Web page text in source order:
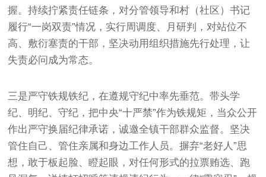
握。持续拧紧责任链条，对分管领导和村（社区）书记
履行“一岗双责”情况，实行周调度、月研判，对站位不
高、敷衍塞责的干部，坚决动用组织措施先行处理，让
失责必问成为常态。
三是严守铁规铁纪，在遵规守纪中率先垂范。带头学
纪、明纪、守纪，把中央“十严禁”作为铁规矩，当众公开
作出严守换届纪律承诺，诚邀全镇干部群众监督。坚决
管住自己、管住亲属和身边工作人员。摒弃“老好人”思
想，敢于板起脸、瞪起眼，对任何形式的拉票贿选、跑